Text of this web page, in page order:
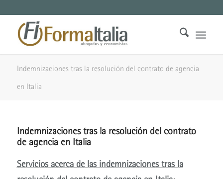
Indemnizaciones tras la resolución del contrato de agencia
en Italia
Indemnizaciones tras la resolución del contrato
de agencia en Italia
Servicios acerca de las indemnizaciones tras la